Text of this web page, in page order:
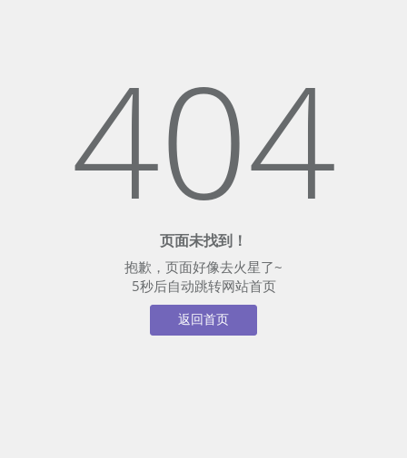
404
页面未找到！
抱歉，页面好像去火星了~
5秒后自动跳转网站首页
返回首页